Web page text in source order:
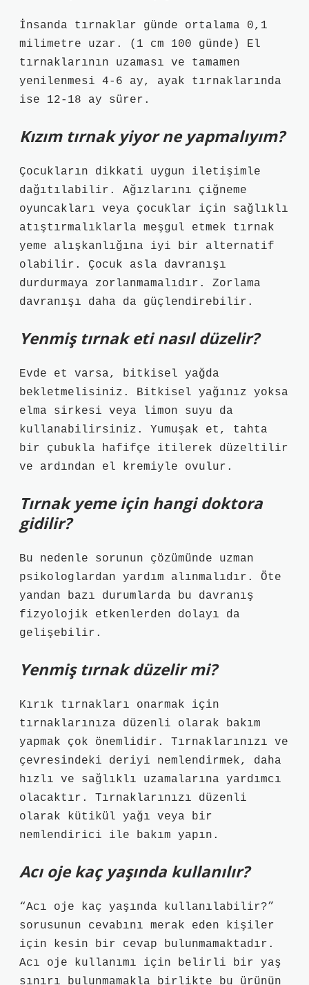
İnsanda tırnaklar günde ortalama 0,1
milimetre uzar. (1 cm 100 günde) El
tırnaklarının uzaması ve tamamen
yenilenmesi 4-6 ay, ayak tırnaklarında
ise 12-18 ay sürer.
Kızım tırnak yiyor ne yapmalıyım?
Çocukların dikkati uygun iletişimle
dağıtılabilir. Ağızlarını çiğneme
oyuncakları veya çocuklar için sağlıklı
atıştırmalıklarla meşgul etmek tırnak
yeme alışkanlığına iyi bir alternatif
olabilir. Çocuk asla davranışı
durdurmaya zorlanmamalıdır. Zorlama
davranışı daha da güçlendirebilir.
Yenmiş tırnak eti nasıl düzelir?
Evde et varsa, bitkisel yağda
bekletmelisiniz. Bitkisel yağınız yoksa
elma sirkesi veya limon suyu da
kullanabilirsiniz. Yumuşak et, tahta
bir çubukla hafifçe itilerek düzeltilir
ve ardından el kremiyle ovulur.
Tırnak yeme için hangi doktora
gidilir?
Bu nedenle sorunun çözümünde uzman
psikologlardan yardım alınmalıdır. Öte
yandan bazı durumlarda bu davranış
fizyolojik etkenlerden dolayı da
gelişebilir.
Yenmiş tırnak düzelir mi?
Kırık tırnakları onarmak için
tırnaklarınıza düzenli olarak bakım
yapmak çok önemlidir. Tırnaklarınızı ve
çevresindeki deriyi nemlendirmek, daha
hızlı ve sağlıklı uzamalarına yardımcı
olacaktır. Tırnaklarınızı düzenli
olarak kütikül yağı veya bir
nemlendirici ile bakım yapın.
Acı oje kaç yaşında kullanılır?
“Acı oje kaç yaşında kullanılabilir?”
sorusunun cevabını merak eden kişiler
için kesin bir cevap bulunmamaktadır.
Acı oje kullanımı için belirli bir yaş
sınırı bulunmamakla birlikte bu ürünün